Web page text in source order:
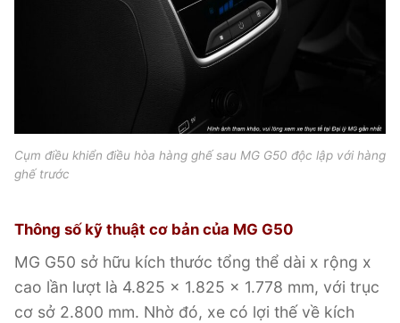
Cụm điều khiển điều hòa hàng ghế sau MG G50 độc lập với hàng
ghế trước
Thông số kỹ thuật cơ bản của MG G50
MG G50 sở hữu kích thước tổng thể dài x rộng x
cao lần lượt là 4.825 x 1.825 x 1.778 mm, với trục
cơ sở 2.800 mm. Nhờ đó, xe có lợi thế về kích